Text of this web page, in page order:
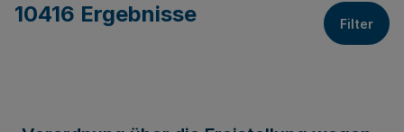
10416 Ergebnisse Filter